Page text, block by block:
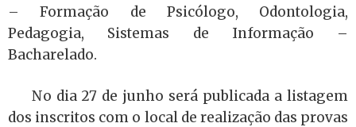
– Formação de Psicólogo, Odontologia,
Pedagogia, Sistemas de Informação –
Bacharelado.
No dia 27 de junho será publicada a listagem
dos inscritos com o local de realização das provas